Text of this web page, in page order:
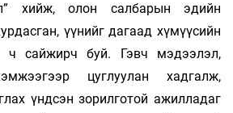
хийж, олон салбарын эдийн
үүнийг дагаад хүмүүсийн
ч сайжирч буй. Гэвч мэдээлэл,
цуглуулан хадгалж,
үндсэн зорилготой ажилладаг